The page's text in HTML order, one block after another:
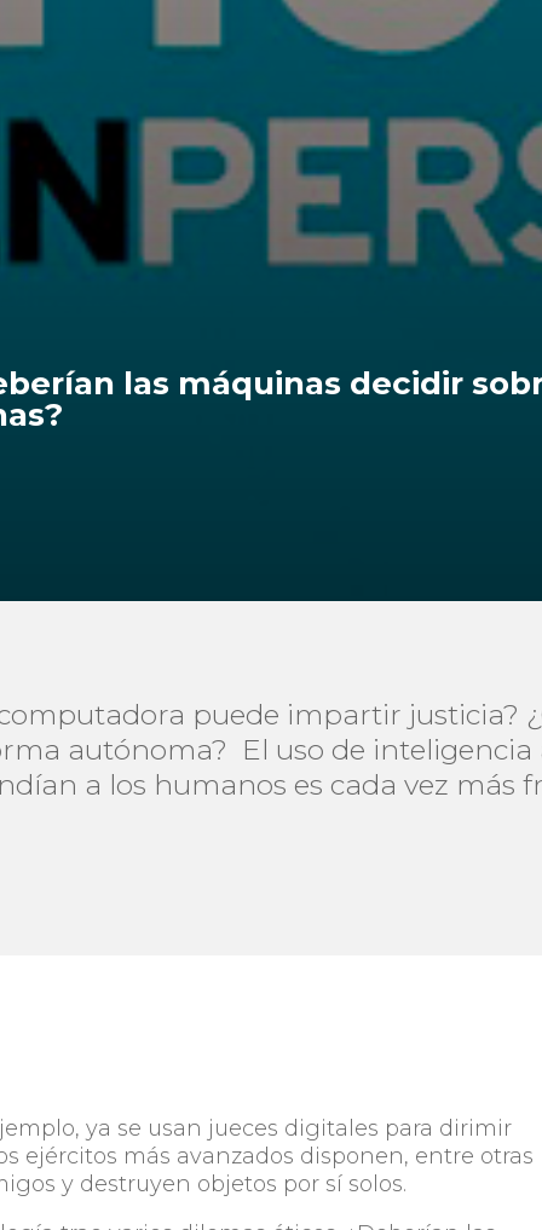
las máquinas decidir
puede impartir justicia?
autónoma? El uso de
a los humanos es cada vez más
ya se usan jueces digitales para dirimir
ejércitos más avanzados disponen, entre otras
y destruyen objetos por sí solos.